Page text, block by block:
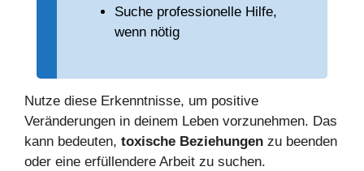
Suche professionelle Hilfe,
wenn nötig
Nutze diese Erkenntnisse, um positive
Veränderungen in deinem Leben vorzunehmen. Das
kann bedeuten, toxische Beziehungen zu beenden
oder eine erfüllendere Arbeit zu suchen.